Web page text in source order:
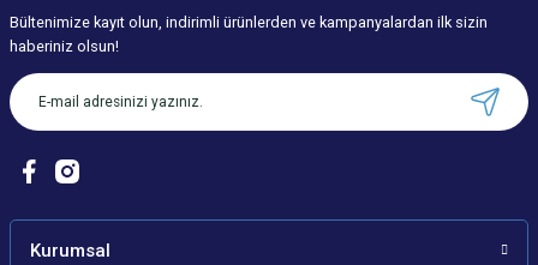
Ürün resmi kalitesiz, bozuk veya görüntülenemiyor.
Ürün açıklamasında eksik bilgiler bulunuyor.
Ürün bilgilerinde hatalar bulunuyor.
Bu ürüne benzer farklı alternatifler olmalı.
Bültenimize kayıt olun, indirimli ürünlerden ve kampanyalardan ilk sizin
haberiniz olsun!
Kurumsal